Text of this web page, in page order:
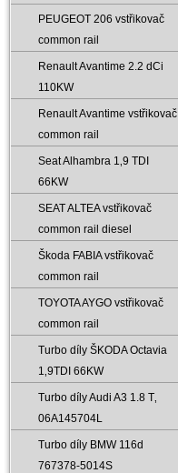
PEUGEOT 206 vstřikovač
common rail
Renault Avantime 2.2 dCi
110KW
Renault Avantime vstřikovač
common rail
Seat Alhambra 1‚9 TDI
66KW
SEAT ALTEA vstřikovač
common rail diesel
Škoda FABIA vstřikovač
common rail
TOYOTA AYGO vstřikovač
common rail
Turbo díly ŠKODA Octavia
1‚9TDI 66KW
Turbo díly Audi A3 1.8 T‚
06A145704L
Turbo díly BMW 116d
767378-5014S